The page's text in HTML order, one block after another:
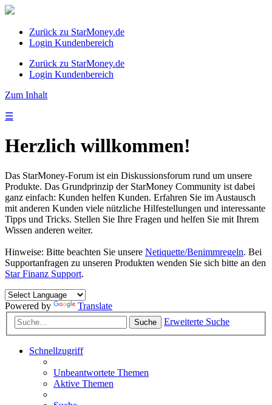
Zurück zu StarMoney.de
Login Kundenbereich
Zurück zu StarMoney.de
Login Kundenbereich
Zum Inhalt
☰
Herzlich willkommen!
Das StarMoney-Forum ist ein Diskussionsforum rund um unsere
Produkte. Das Grundprinzip der StarMoney Community ist dabei
ganz einfach: Kunden helfen Kunden. Erfahren Sie im Austausch
mit anderen Kunden viele nützliche Hilfestellungen und interessante
Tipps und Tricks. Stellen Sie Ihre Fragen und helfen Sie mit Ihrem
Wissen anderen weiter.
Hinweise: Bitte beachten Sie unsere Netiquette/Benimmregeln. Bei
Supportanfragen zu unseren Produkten wenden Sie sich bitte an den
Star Finanz Support.
Powered by Translate
Suche Erweiterte Suche
Schnellzugriff
Unbeantwortete Themen
Aktive Themen